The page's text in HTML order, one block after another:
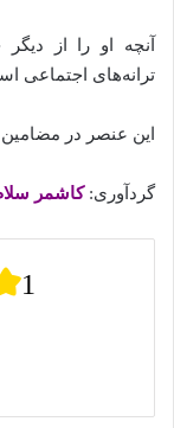
آنچه او را از
ترانه‌های اجتماعی
این عنصر در مضامین
گردآوری:کاشمر
1